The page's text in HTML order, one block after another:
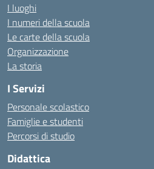
I luoghi
I numeri della scuola
Le carte della scuola
Organizzazione
La storia
I Servizi
Personale scolastico
Famiglie e studenti
Percorsi di studio
Didattica